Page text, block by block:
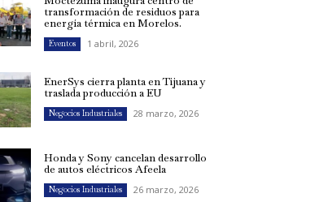
transformación de residuos para
energía térmica en Morelos.
Eventos 1 abril, 2026
EnerSys cierra planta en Tijuana y
traslada producción a EU
Negocios Industriales 28 marzo, 2026
Honda y Sony cancelan desarrollo
de autos eléctricos Afeela
Negocios Industriales 26 marzo, 2026